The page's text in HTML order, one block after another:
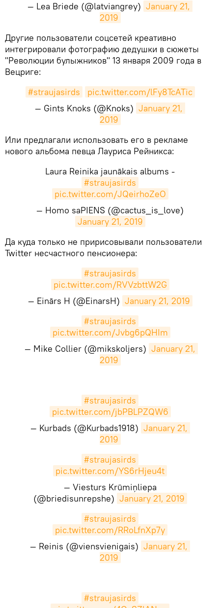
— Lea Briede (@latviangrey) January 21,
2019
​Другие пользователи соцсетей креативно
интегрировали фотографию дедушки в сюжеты
"Революции булыжников" 13 января 2009 года в
Вецриге:
#straujasirds
pic.twitter.com/lFy8TcATic
— Gints Knoks (@Knoks) January 21,
2019
​Или предлагали использовать его в рекламе
нового альбома певца Лауриса Рейникса:
Laura Reinika jaunākais albums -
#straujasirds
pic.twitter.com/JQeirhoZeO
— Homo saPIENS (@cactus_is_love)
January 21, 2019
​Да куда только не пририсовывали пользователи
Twitter несчастного пенсионера:
#straujasirds
pic.twitter.com/RVVzbttW2G
— Einārs H (@EinarsH) January 21, 2019
#straujasirds
pic.twitter.com/Jvbg6pQHIm
— Mike Collier (@mikskoljers) January 21,
2019
#straujasirds
pic.twitter.com/jbPBLPZQW6
— Kurbads (@Kurbads1918) January 21,
2019
#straujasirds
pic.twitter.com/YS6rHjeu4t
— Viesturs Krūmiņliepa
(@briedisunrepshe) January 21, 2019
#straujasirds
pic.twitter.com/RRoLfnXp7y
— Reinis (@viensvienigais) January 21,
2019
#straujasirds